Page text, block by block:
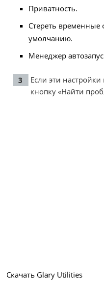
Приватность.
Стереть
умолчанию.
Менеджер
Если эти
кнопку «Найти
Скачать Glary Utilities